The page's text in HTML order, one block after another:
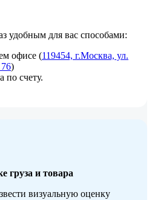
удобным для вас способами:
офисе (119454, г.Москва, ул.
)
по счету.
груза и товара
визуальную оценку